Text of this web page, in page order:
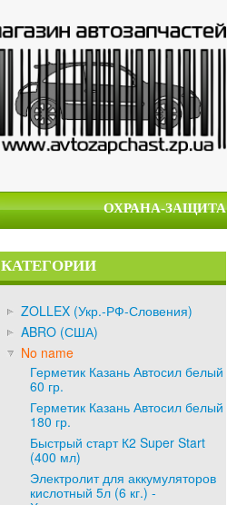
ОХРАНА-ЗАЩИТА
КАТЕГОРИИ
ZOLLEX (Укр.-РФ-Словения)
ABRO (США)
No name
Герметик Казань Автосил белый
60 гр.
Герметик Казань Автосил белый
180 гр.
Быстрый старт К2 Super Start
(400 мл)
Электролит для аккумуляторов
кислотный 5л (6 кг.) -